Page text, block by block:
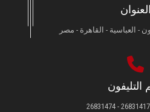
العنوان
- العباسية - القاهرة - مصر
التليفون